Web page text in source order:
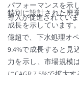
パフォーマンスを示
導入が促進されてい
特別に設計された廃
成長を示しています
億超で、下水処理オ
9.4%で成長すると見
力を示し、市場規模
にCAGR 7.5%で拡大
率政策により後押し